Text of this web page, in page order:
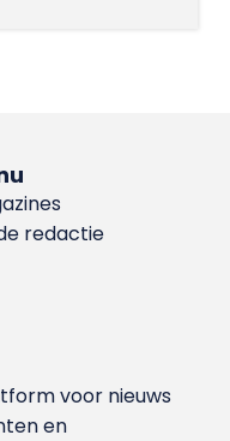
redactie
voor nieuws
en